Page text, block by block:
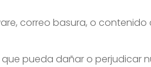
correo basura, o contenido
pueda dañar o perjudicar